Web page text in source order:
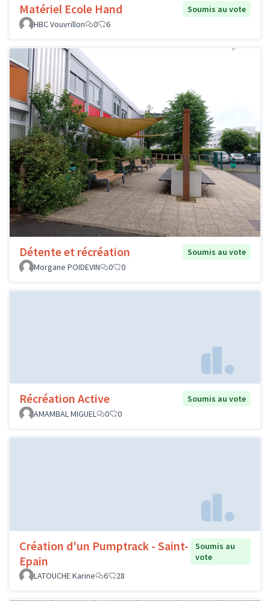
Matériel Ecole Hand
Soumis au vote
HBC Vouvrillon
0 6
Détente et récréation
Soumis au vote
Morgane POIDEVIN
0 0
Récréation Active
Soumis au vote
AMAMBAL MIGUEL
0 0
Création d'un Pumptrack - Saint-
Epain
Soumis au
vote
LATOUCHE Karine
6 28